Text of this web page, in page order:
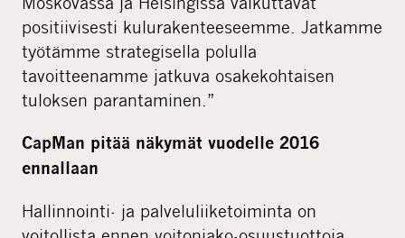
positiivisesti kulurakenteeseemme. Jatkamme
työtämme strategisella polulla
tavoitteenamme jatkuva osakekohtaisen
tuloksen parantaminen.”
CapMan pitää näkymät vuodelle 2016
ennallaan
Hallinnointi- ja palveluliiketoiminta on